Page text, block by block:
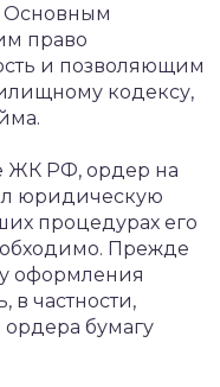
Основным
право
и позволяющим
кодексу,
ЖК РФ, ордер на
юридическую
процедурах его
Прежде
оформления
в частности,
бумагу